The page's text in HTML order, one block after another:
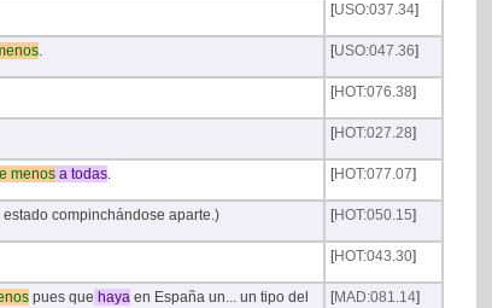
[USO:037.34]
. [USO:047.36]
[HOT:076.38]
[HOT:027.28]
menosatodas. [HOT:077.07]
compinchándose aparte.) [HOT:050.15]
[HOT:043.30]
pues que hayaen España un... un tipo del
[MAD:081.14]